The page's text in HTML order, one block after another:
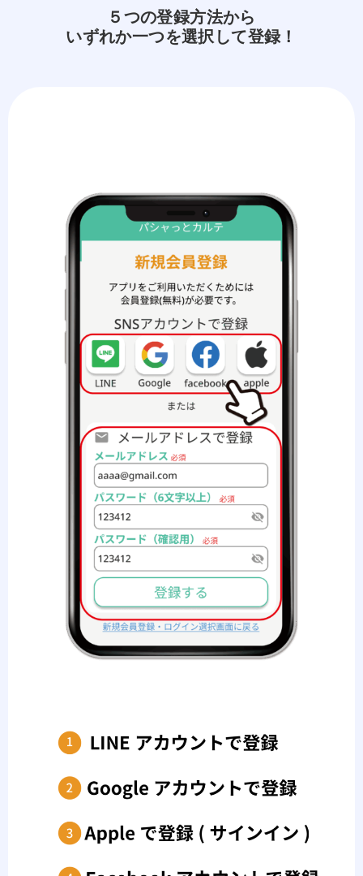
５つの登録方法から
いずれか一つを選択して登録！